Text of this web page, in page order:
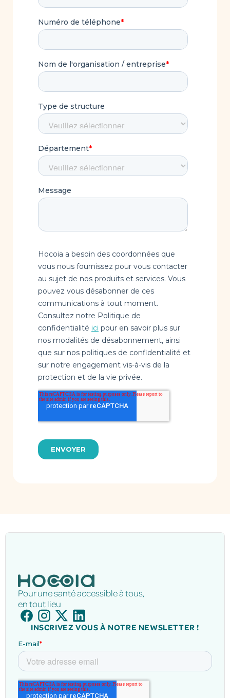
Pour une santé accessible à tous,
en tout lieu
INSCRIVEZ VOUS À NOTRE NEWSLETTER !